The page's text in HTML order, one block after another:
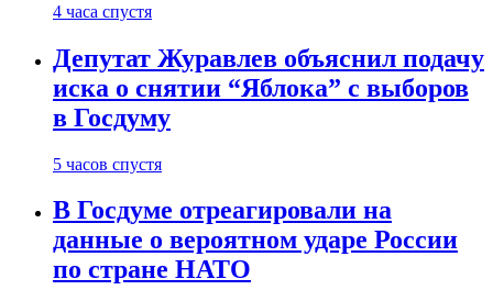
4 часа спустя
Депутат Журавлев объяснил подачу
иска о снятии “Яблока” с выборов
в Госдуму
5 часов спустя
В Госдуме отреагировали на
данные о вероятном ударе России
по стране НАТО